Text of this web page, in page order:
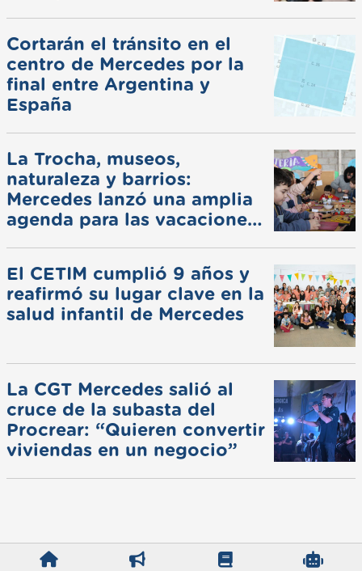
Cortarán el tránsito en el
centro de Mercedes por la
final entre Argentina y
España
La Trocha, museos,
naturaleza y barrios:
Mercedes lanzó una amplia
agenda para las vacaciones
El CETIM cumplió 9 años y
reafirmó su lugar clave en la
salud infantil de Mercedes
La CGT Mercedes salió al
cruce de la subasta del
Procrear: “Quieren convertir
viviendas en un negocio”